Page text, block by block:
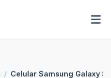
Celular Samsung Galaxy